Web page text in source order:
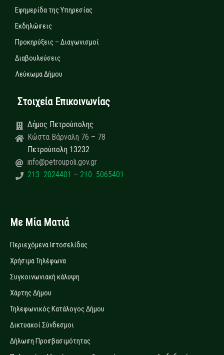
Εφημερίδα της Υπηρεσίας
Εκδηλώσεις
Προκηρύξεις – Διαγωνισμοί
Διαβουλεύσεις
Λεύκωμα Δήμου
Στοιχεία Επικοινωνίας
Δήμος Πετρούπολης
Κώστα Βάρναλη 76 – 78
Πετρούπολη 13232
info@petroupoli.gov.gr
213 2024401 – 210 5065401
Με Μία Ματιά
Περιεχόμενα Ιστοσελίδας
Χρήσιμα Τηλέφωνα
Συγκοινωνιακή κάλυψη
Χάρτης Δήμου
Τηλεφωνικός Κατάλογος Δήμου
Δικτυακοί Σύνδεσμοι
Δήλωση Προσβασιμότητας